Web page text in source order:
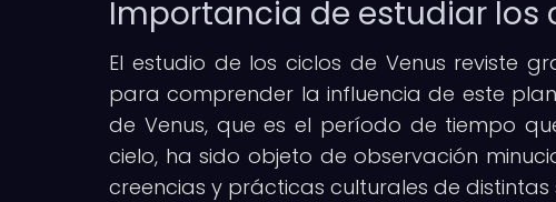
Importancia de estudiar los
El estudio de los ciclos de Venus reviste
para comprender la influencia de este
de Venus, que es el período de tiempo
cielo, ha sido objeto de observación
creencias y prácticas culturales de distintas